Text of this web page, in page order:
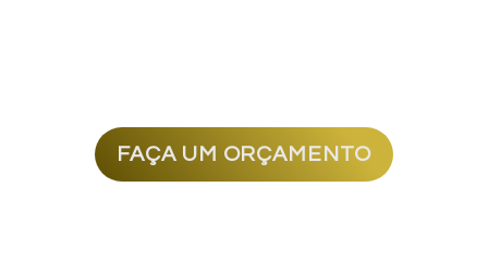
FAÇA UM ORÇAMENTO